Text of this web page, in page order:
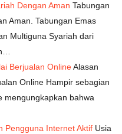
Dengan Aman Tabungan
Aman. Tabungan Emas
Multiguna Syariah dari
Berjualan OnlineAlasan
Online Hampir sebagian
mengungkapkan bahwa
Pengguna Internet Aktif Usia